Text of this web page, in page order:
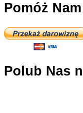
Pomóż
Polub Nas